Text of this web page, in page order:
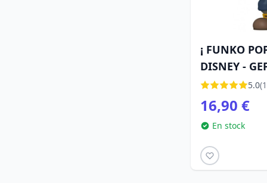
¡ FUNKO
DISNEY -
5.0
16,90 €
En stock